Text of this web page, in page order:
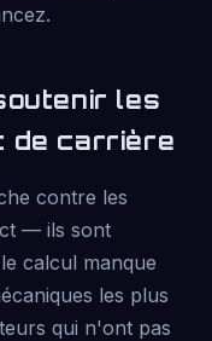
les
de carrière
contre les
— ils sont
calcul manque
les plus
qui n'ont pas